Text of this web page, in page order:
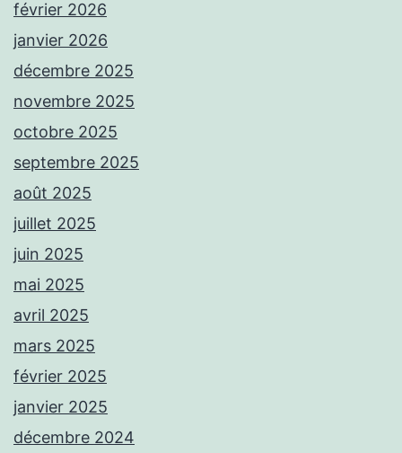
février 2026
janvier 2026
décembre 2025
novembre 2025
octobre 2025
septembre 2025
août 2025
juillet 2025
juin 2025
mai 2025
avril 2025
mars 2025
février 2025
janvier 2025
décembre 2024